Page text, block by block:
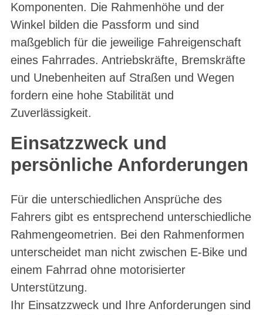
Komponenten. Die Rahmenhöhe und der
Winkel bilden die Passform und sind
maßgeblich für die jeweilige Fahreigenschaft
eines Fahrrades. Antriebskräfte, Bremskräfte
und Unebenheiten auf Straßen und Wegen
fordern eine hohe Stabilität und
Zuverlässigkeit.
Einsatzzweck und
persönliche Anforderungen
Für die unterschiedlichen Ansprüche des
Fahrers gibt es entsprechend unterschiedliche
Rahmengeometrien. Bei den Rahmenformen
unterscheidet man nicht zwischen E-Bike und
einem Fahrrad ohne motorisierter
Unterstützung.
Ihr Einsatzzweck und Ihre Anforderungen sind